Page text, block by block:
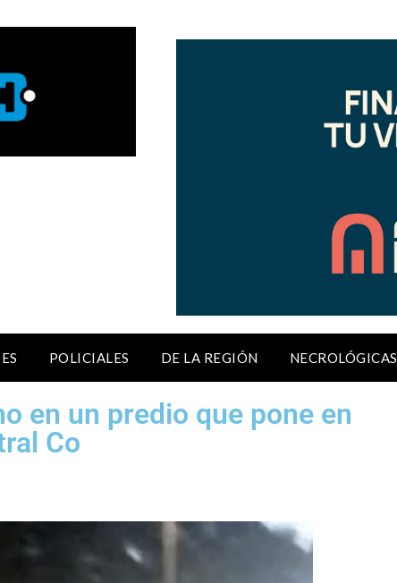
POLICIALES DE LA REGIÓN NECROLÓGICAS
en un predio que pone en
Co